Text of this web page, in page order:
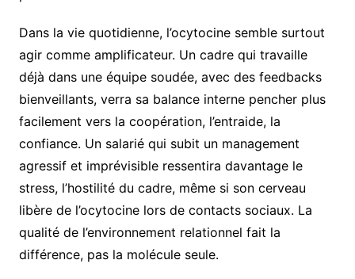
Dans la vie quotidienne, l’ocytocine semble surtout
agir comme amplificateur. Un cadre qui travaille
déjà dans une équipe soudée, avec des feedbacks
bienveillants, verra sa balance interne pencher plus
facilement vers la coopération, l’entraide, la
confiance. Un salarié qui subit un management
agressif et imprévisible ressentira davantage le
stress, l’hostilité du cadre, même si son cerveau
libère de l’ocytocine lors de contacts sociaux. La
qualité de l’environnement relationnel fait la
différence, pas la molécule seule.